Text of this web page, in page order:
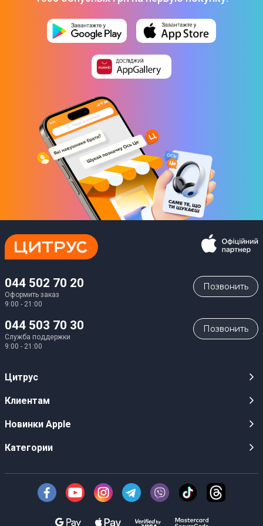
044 502 70 20
Оформить заказ
9:00 - 21:00
Позвонить
044 503 70 30
Служба поддержки
9:00 - 21:00
Позвонить
Цитрус
Карьера
Оптовым клиентам
О Компании
Клиентам
Публичные оферты
Инструкции и прошивки
Доставка
Новинки Apple
iPhone 17
iPhone Air
Категории
Техника Apple
Смартфоны
Техника для кухни